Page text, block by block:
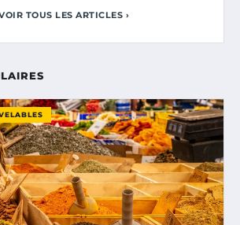
TOUS LES ARTICLES ›